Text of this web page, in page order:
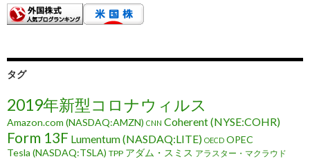
タグ
2019年新型コロナウィルス
Amazon.com (NASDAQ:AMZN) CNN Coherent (NYSE:COHR)
Form 13F Lumentum (NASDAQ:LITE) OECD OPEC
Tesla (NASDAQ:TSLA) TPP アダム・スミス アラスター・マクラウド